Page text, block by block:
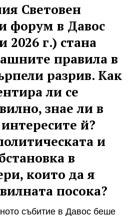
Световен
форум в Давос
2026 г.) стана
правила в
разрив. Как
ли се
знае ли в
й?
и
в
които да я
посока?
събитие в Давос беше